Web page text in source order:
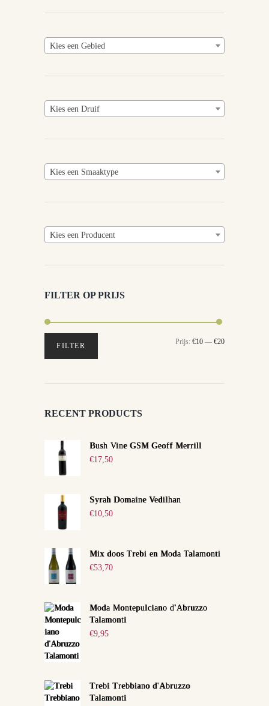
Kies een Gebied
Kies een Druif
Kies een Smaaktype
Kies een Producent
FILTER OP PRIJS
Min.
Max.
FILTER Prijs: €10 — €20
RECENT PRODUCTS
Bush Vine GSM Geoff Merrill
€17,50
Syrah Domaine Vedilhan
€10,50
Mix doos Trebi en Moda Talamonti
€53,70
Moda Montepulciano d'Abruzzo
Talamonti
€9,95
Trebi Trebbiano d'Abruzzo
Talamonti